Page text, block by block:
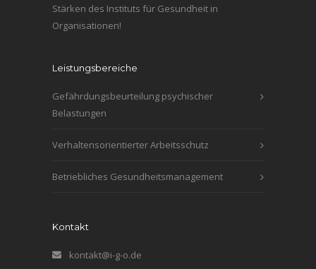
Stärken des Instituts für Gesundheit in
Organisationen!
Leistungsbereiche
Gefährdungsbeurteilung psychischer
Belastungen
Verhaltensorientierter Arbeitsschutz
Betriebliches Gesundheitsmanagement
Kontakt
kontakt@i-g-o.de